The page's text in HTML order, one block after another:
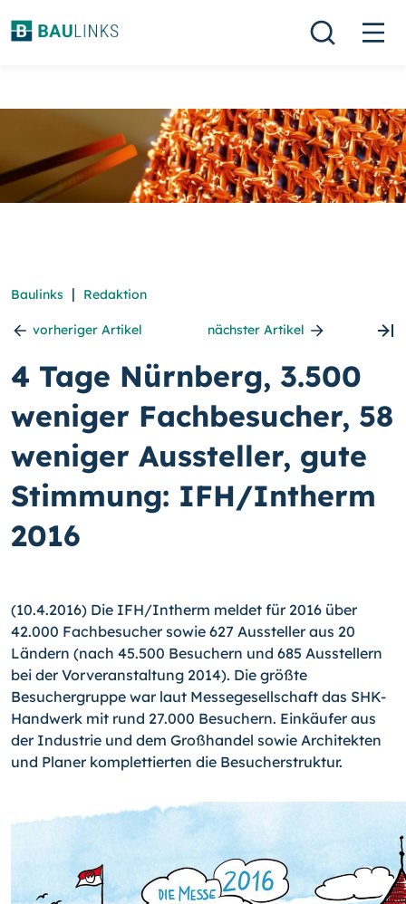
Baulinks | Redaktion
vorheriger Artikel nächster Artikel
4 Tage Nürnberg, 3.500
weniger Fachbesucher, 58
weniger Aussteller, gute
Stimmung: IFH/Intherm
2016
(10.4.2016) Die IFH/Intherm meldet für 2016 über
42.000 Fachbesucher sowie 627 Aussteller aus 20
Ländern (nach 45.500 Besuchern und 685 Ausstellern
bei der Vor­veranstaltung 2014). Die größte
Besuchergruppe war laut Messegesellschaft das SHK-
Handwerk mit rund 27.000 Besuchern. Einkäufer aus
der Industrie und dem Großhandel sowie Architekten
und Planer komplettierten die Besucherstruktur.